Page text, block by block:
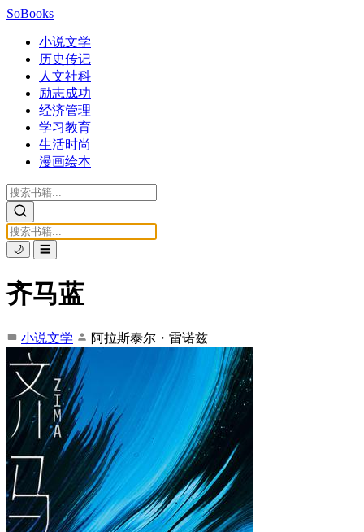
SoBooks
小说文学
历史传记
人文社科
励志成功
经济管理
学习教育
生活时尚
漫画绘本
🌙 ☰
齐马蓝
小说文学 阿拉斯泰尔・雷诺兹